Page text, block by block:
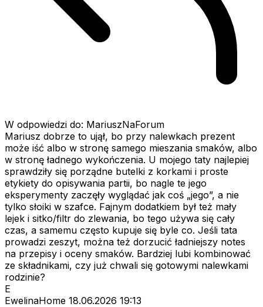
W odpowiedzi do: MariuszNaForum
Mariusz dobrze to ujął, bo przy nalewkach prezent
może iść albo w stronę samego mieszania smaków, albo
w stronę ładnego wykończenia. U mojego taty najlepiej
sprawdziły się porządne butelki z korkami i proste
etykiety do opisywania partii, bo nagle te jego
eksperymenty zaczęły wyglądać jak coś „jego”, a nie
tylko słoiki w szafce. Fajnym dodatkiem był też mały
lejek i sitko/filtr do zlewania, bo tego używa się cały
czas, a samemu często kupuje się byle co. Jeśli tata
prowadzi zeszyt, można też dorzucić ładniejszy notes
na przepisy i oceny smaków. Bardziej lubi kombinować
ze składnikami, czy już chwali się gotowymi nalewkami
rodzinie?
E
EwelinaHome 18.06.2026 19:13